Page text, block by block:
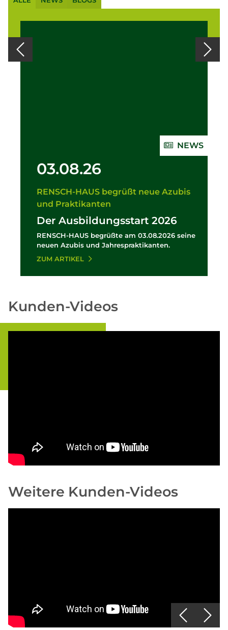
NEWS
03.08.26
RENSCH-HAUS begrüßt neue Azubis
und Praktikanten
Der Ausbildungsstart 2026
RENSCH-HAUS begrüßte am 03.08.2026 seine
neuen Azubis und Jahrespraktikanten.
ZUM ARTIKEL
Kunden-Videos
Weitere Kunden-Videos